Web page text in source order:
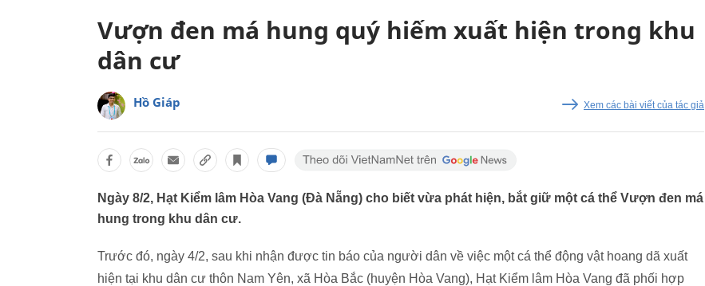
Vượn đen má hung quý hiếm xuất hiện trong khu
dân cư
Hồ Giáp Xem các bài viết của tác giả
Ngày 8/2, Hạt Kiểm lâm Hòa Vang (Đà Nẵng) cho biết vừa phát hiện, bắt giữ một cá thể Vượn đen má
hung trong khu dân cư.
Trước đó, ngày 4/2, sau khi nhận được tin báo của người dân về việc một cá thể động vật hoang dã xuất
hiện tại khu dân cư thôn Nam Yên, xã Hòa Bắc (huyện Hòa Vang), Hạt Kiểm lâm Hòa Vang đã phối hợp